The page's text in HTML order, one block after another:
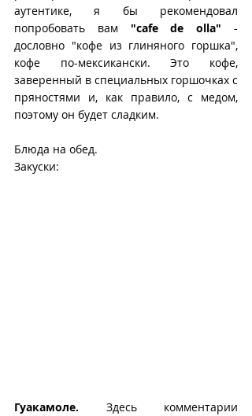
аутентике, я бы рекомендовал
попробовать вам "cafe de olla" -
дословно "кофе из глиняного горшка",
кофе по-мексикански. Это кофе,
заверенный в специальных горшочках с
пряностями и, как правило, с медом,
поэтому он будет сладким.
Блюда на обед.
Закуски:
Гуакамоле. Здесь комментарии